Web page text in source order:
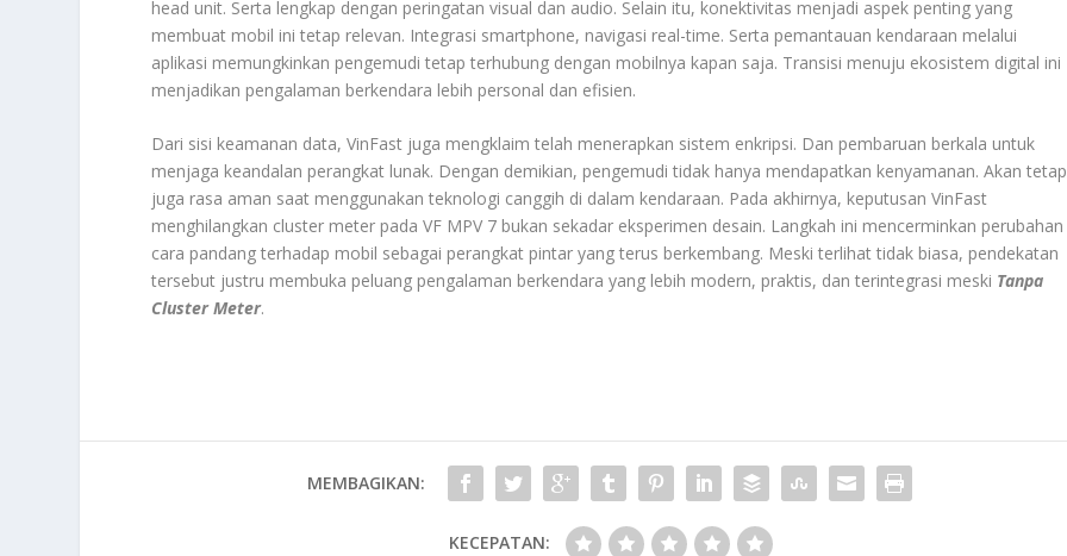
head unit. Serta lengkap dengan peringatan visual dan audio. Selain itu, konektivitas menjadi aspek penting yang
membuat mobil ini tetap relevan. Integrasi smartphone, navigasi real-time. Serta pemantauan kendaraan melalui
aplikasi memungkinkan pengemudi tetap terhubung dengan mobilnya kapan saja. Transisi menuju ekosistem digital ini
menjadikan pengalaman berkendara lebih personal dan efisien.
Dari sisi keamanan data, VinFast juga mengklaim telah menerapkan sistem enkripsi. Dan pembaruan berkala untuk
menjaga keandalan perangkat lunak. Dengan demikian, pengemudi tidak hanya mendapatkan kenyamanan. Akan
juga rasa aman saat menggunakan teknologi canggih di dalam kendaraan. Pada akhirnya, keputusan VinFast
menghilangkan cluster meter pada VF MPV 7 bukan sekadar eksperimen desain. Langkah ini mencerminkan perubahan
cara pandang terhadap mobil sebagai perangkat pintar yang terus berkembang. Meski terlihat tidak biasa, pendekatan
tersebut justru membuka peluang pengalaman berkendara yang lebih modern, praktis, dan terintegrasi meski Tanpa
Cluster Meter.
MEMBAGIKAN:
KECEPATAN: